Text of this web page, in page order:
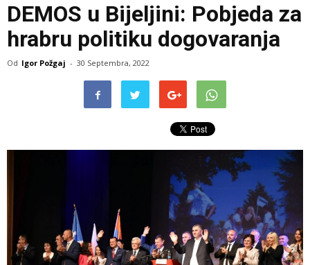
DEMOS u Bijeljini: Pobjeda za
hrabru politiku dogovaranja
Od Igor Požgaj - 30 Septembra, 2022